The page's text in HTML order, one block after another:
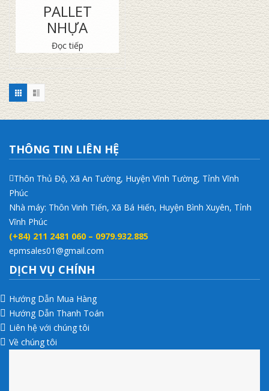
PALLET
NHỰA
Đọc tiếp
THÔNG TIN LIÊN HỆ
Thôn Thủ Độ, Xã An Tường, Huyện Vĩnh Tường, Tỉnh Vĩnh
Phúc
Nhà máy: Thôn Vinh Tiến, Xã Bá Hiến, Huyện Bình Xuyên, Tỉnh
Vĩnh Phúc
(+84) 211 2481 060 – 0979.932.885
epmsales01@gmail.com
DỊCH VỤ CHÍNH
Hướng Dẫn Mua Hàng
Hướng Dẫn Thanh Toán
Liên hệ với chúng tôi
Về chúng tôi